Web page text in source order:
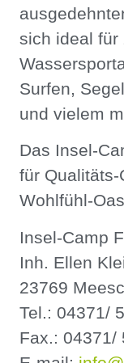
sich ideal für
Surfen,
und vielem
Das Insel-
für
Wohlfühl-
Insel-Camp
Inh. Ellen
23769
Tel.: 04371/
Fax.: 04371/